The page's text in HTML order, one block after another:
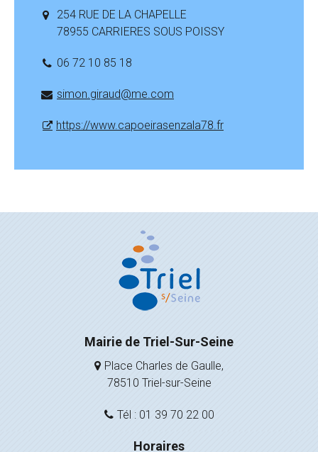
254 RUE DE LA CHAPELLE
78955 CARRIERES SOUS POISSY
06 72 10 85 18
simon.giraud@me.com
https://www.capoeirasenzala78.fr
Mairie de Triel-Sur-Seine
Place Charles de Gaulle,
78510 Triel-sur-Seine
Tél : 01 39 70 22 00
Horaires